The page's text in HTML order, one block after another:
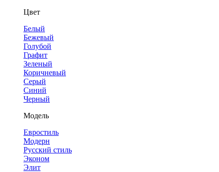
Цвет
Белый
Бежевый
Голубой
Графит
Зеленый
Коричневый
Серый
Синий
Черный
Модель
Евростиль
Модерн
Русский стиль
Эконом
Элит